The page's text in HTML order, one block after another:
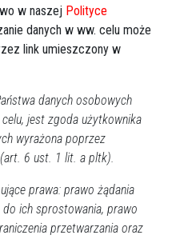
So
Nd
9
15
16
22
23
29
30
5 6
w naszej Polityce
danych w ww. celu może
link umieszczony w
danych osobowych
jest zgoda użytkownika
wyrażona poprzez
6 ust. 1 lit. a pltk).
prawa: prawo żądania
ich sprostowania, prawo
przetwarzania oraz